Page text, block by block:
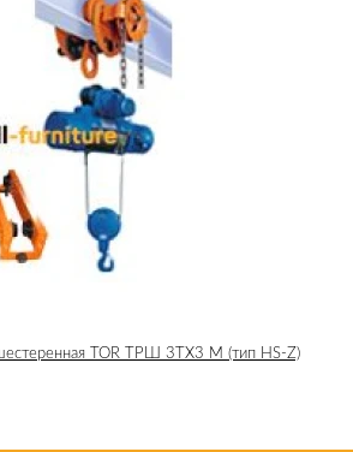
TOR ТРШ 3ТХ3 М (тип HS-Z)